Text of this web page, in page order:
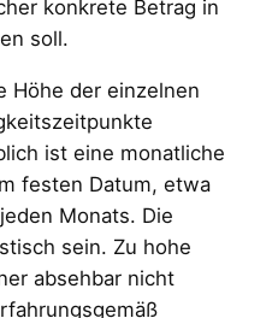
konkrete Betrag in
soll.
Höhe der einzelnen
ist eine monatliche
festen Datum, etwa
Monats. Die
sein. Zu hohe
absehbar nicht